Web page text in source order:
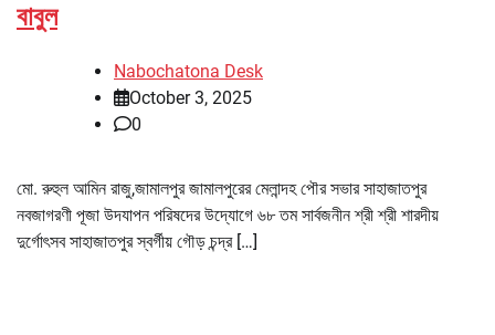
বাবুল
Nabochatona Desk
October 3, 2025
0
মো. রুহুল আমিন রাজু,জামালপুর জামালপুরের মেলান্দহ পৌর সভার সাহাজাতপুর
নবজাগরণী পূজা উদযাপন পরিষদের উদ্যোগে ৬৮ তম সার্বজনীন শ্রী শ্রী শারদীয়
দুর্গোৎসব সাহাজাতপুর স্বর্গীয় গৌড় চন্দ্র […]